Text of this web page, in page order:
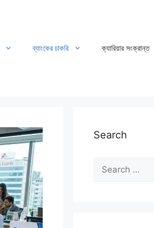
ব্যাংকের চাকরি ক্যারিয়ার সংক্রান্ত
Search
Search
for: